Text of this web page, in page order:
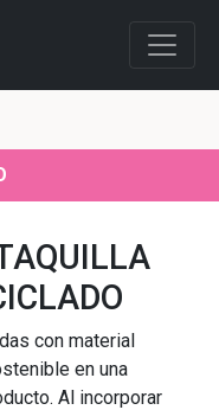
con material
en una
Al incorporar